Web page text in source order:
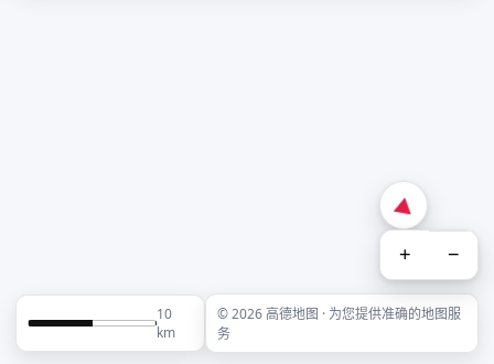
+ −
10
km
© 2026 高德地图 · 为您提供准确的地图服
务